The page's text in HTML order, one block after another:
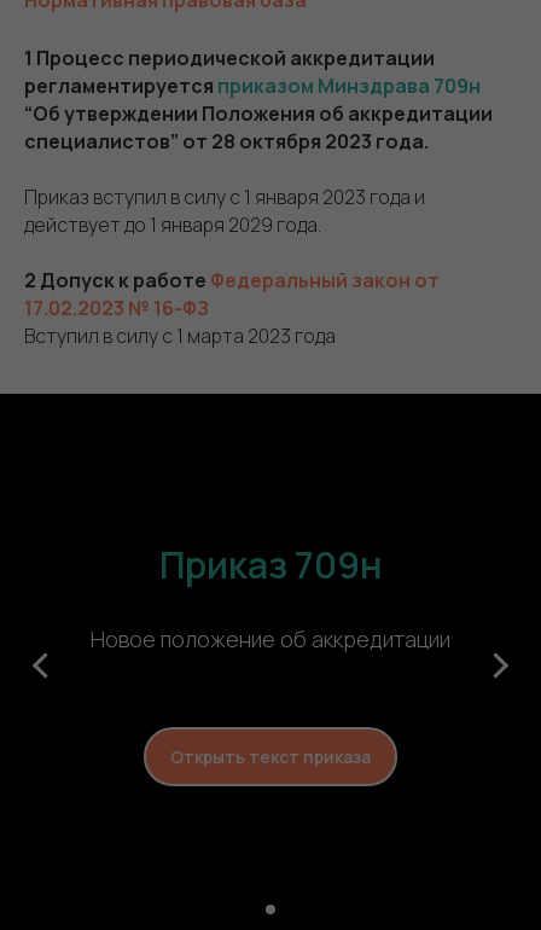
1 Процесс периодической аккредитации
регламентируется приказом Минздрава 709н
“Об утверждении Положения об аккредитации
специалистов” от 28 октября 2023 года.
Приказ вступил в силу с 1 января 2023 года и
действует до 1 января 2029 года.
2 Допуск к работе Федеральный закон от
17.02.2023 № 16-ФЗ
Вступил в силу с 1 марта 2023 года
Приказ 709н
Новое положение об аккредитации
Открыть текст приказа